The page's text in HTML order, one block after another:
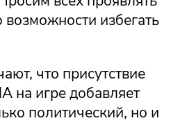
избегать
что присутствие
на игре добавляет
политический, но и